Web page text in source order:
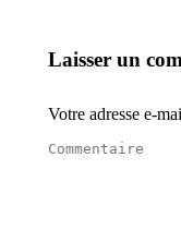
Laisser un
Votre adresse e-
Commentaire